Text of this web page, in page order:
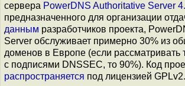
сервера PowerDNS Authoritative Server
предназначенного для организации
данным разработчиков проекта,
Server обслуживает примерно 30% из
доменов в Европе (если рассматривать
с подписями DNSSEC, то 90%). Код
распространяется под лицензией GPLv2.